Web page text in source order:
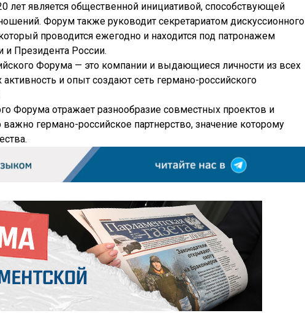
лет является общественной инициативой, способствующей
Форум также руководит секретариатом дискуссионного
проводится ежегодно и находится под патронажем
и Президента России.
Форума — это компании и выдающиеся личности из всех
и опыт создают сеть германо-российского
Форума отражает разнообразие совместных проектов и
германо-российское партнерство, значение которому